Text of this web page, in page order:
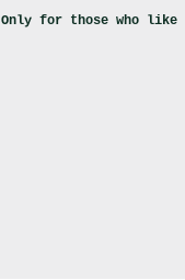
Only for those who like